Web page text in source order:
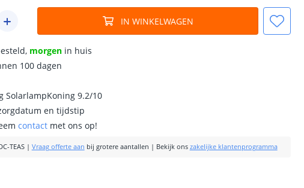
IN WINKELWAGEN
morgen in huis
100 dagen
SolarlampKoning 9.2/10
en tijdstip
contact met ons op!
TEAS| Vraag offerte aan bij grotere aantallen | Bekijk ons zakelijke klantenprogramma